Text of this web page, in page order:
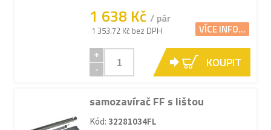
1 638 Kč / pár
1 353.72 Kč bez DPH VÍCE INFO...
+
-
KOUPIT
samozavírač FF s lištou
Kód: 32281034FL